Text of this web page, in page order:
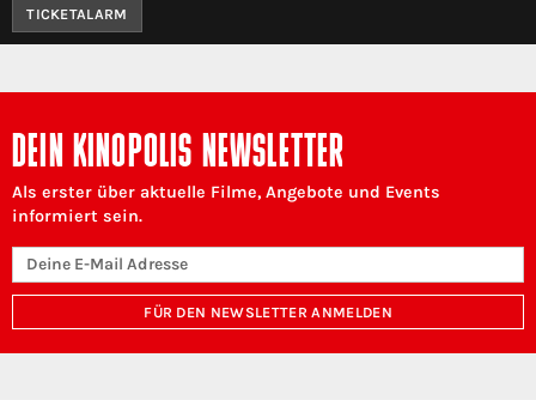
TICKETALARM
DEIN KINOPOLIS NEWSLETTER
Als erster über aktuelle Filme, Angebote und Events
informiert sein.
FÜR DEN NEWSLETTER ANMELDEN